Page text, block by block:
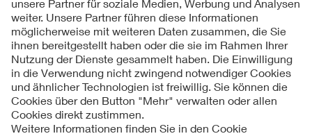
Kontakte
Service
Impressum